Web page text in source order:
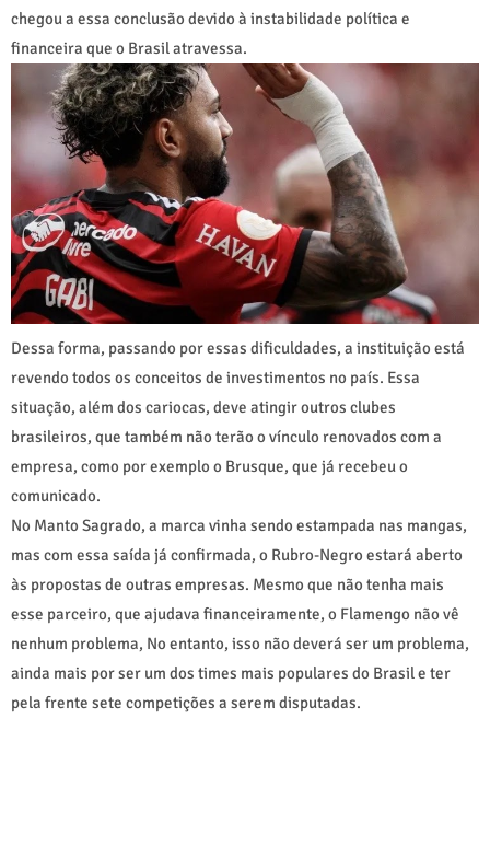
chegou a essa conclusão devido à instabilidade política e
financeira que o Brasil atravessa.
Dessa forma, passando por essas dificuldades, a instituição está
revendo todos os conceitos de investimentos no país. Essa
situação, além dos cariocas, deve atingir outros clubes
brasileiros, que também não terão o vínculo renovados com a
empresa, como por exemplo o Brusque, que já recebeu o
comunicado.
No Manto Sagrado, a marca vinha sendo estampada nas mangas,
mas com essa saída já confirmada, o Rubro-Negro estará aberto
às propostas de outras empresas. Mesmo que não tenha mais
esse parceiro, que ajudava financeiramente, o Flamengo não vê
nenhum problema, No entanto, isso não deverá ser um problema,
ainda mais por ser um dos times mais populares do Brasil e ter
pela frente sete competições a serem disputadas.